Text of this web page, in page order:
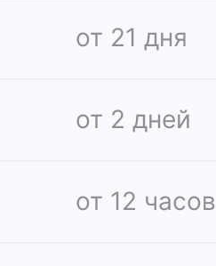
от 21 дня
от 2 дней
от 12 часов